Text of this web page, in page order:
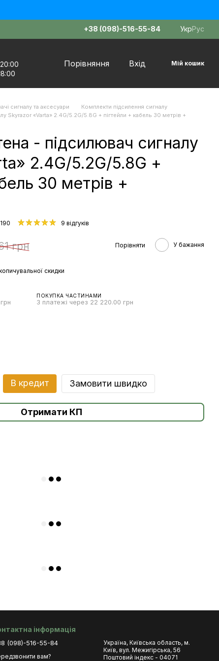
+38 (098)-516-55-84 УкрРус
Порівняння Вхід Мій кошик
сигналу та аксесуари
Комплекти підсилення сигналу
Skyrazor «Varta» 2.4G/5.2G/5.8G + пігтейли + кабель 30 метрів +
- підсилювач сигналу
2.4G/5.2G/5.8G +
30 метрів +
9 відгуків
грн Порівняти У бажання
скидки
ПОКУПКА ЧАСТИНАМИ
3 платежі через 22 220.00 грн
В кредит Замовити швидко
Отримати КП
інформація
(098)-516-55-84
вам?
Україна, Київська область, м.
Київ, вул. Межигірська, 56
Поштовий індекс - 04071